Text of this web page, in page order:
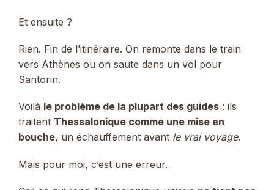
Et ensuite ?
Rien. Fin de l’itinéraire. On remonte dans le train
vers Athènes ou on saute dans un vol pour
Santorin.
Voilà le problème de la plupart des guides : ils
traitent Thessalonique comme une mise en
bouche, un échauffement avant le vrai voyage.
Mais pour moi, c’est une erreur.